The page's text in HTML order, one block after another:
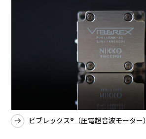
ビブレックス®（圧電超音波モーター）